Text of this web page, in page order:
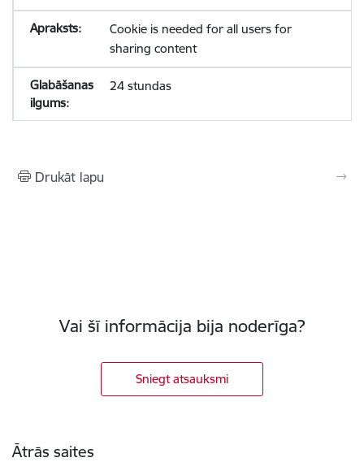
Cookie is needed for all users for
sharing content
24 stundas
Drukāt lapu
Vai šī informācija bija noderīga?
Sniegt atsauksmi
Ātrās saites